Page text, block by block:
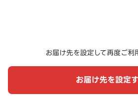
お届け先を設定して再度ご利
お届け先を設定